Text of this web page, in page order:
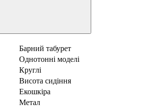
Барний табурет
Однотонні моделі
Круглі
Висота сидіння
Екошкіра
Метал